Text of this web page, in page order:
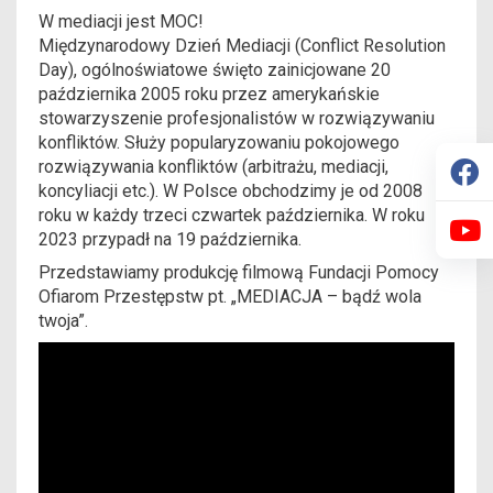
W mediacji jest MOC!
Międzynarodowy Dzień Mediacji (Conflict Resolution
Day), ogólnoświatowe święto zainicjowane 20
października 2005 roku przez amerykańskie
stowarzyszenie profesjonalistów w rozwiązywaniu
konfliktów. Służy popularyzowaniu pokojowego
rozwiązywania konfliktów (arbitrażu, mediacji,
koncyliacji etc.). W Polsce obchodzimy je od 2008
roku w każdy trzeci czwartek października. W roku
2023 przypadł na 19 października.
Przedstawiamy produkcję filmową Fundacji Pomocy
Ofiarom Przestępstw pt. „MEDIACJA – bądź wola
twoja”.